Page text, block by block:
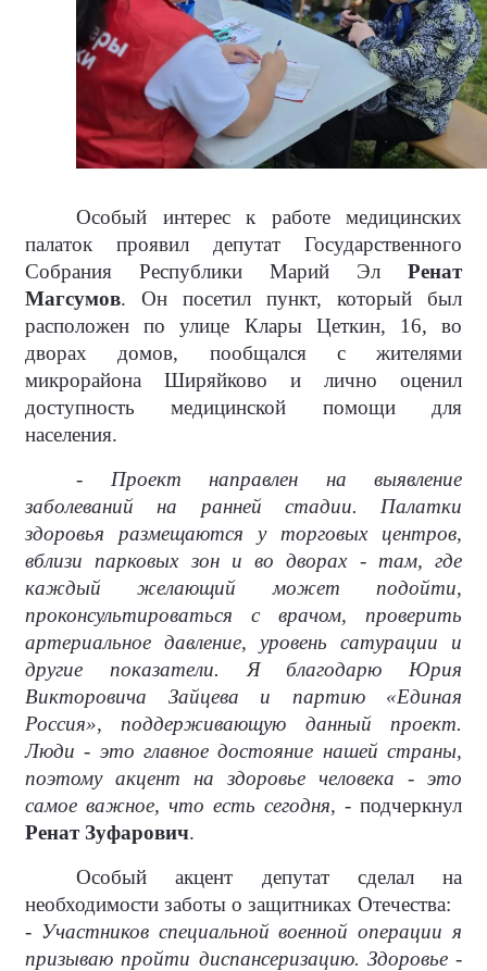
Особый интерес к работе медицинских
палаток проявил депутат Государственного
Собрания Республики Марий Эл Ренат
Магсумов. Он посетил пункт, который был
расположен по улице Клары Цеткин, 16, во
дворах домов, пообщался с жителями
микрорайона Ширяйково и лично оценил
доступность медицинской помощи для
населения.
- Проект направлен на выявление
заболеваний на ранней стадии. Палатки
здоровья размещаются у торговых центров,
вблизи парковых зон и во дворах - там, где
каждый желающий может подойти,
проконсультироваться с врачом, проверить
артериальное давление, уровень сатурации и
другие показатели. Я благодарю Юрия
Викторовича Зайцева и партию «Единая
Россия», поддерживающую данный проект.
Люди - это главное достояние нашей страны,
поэтому акцент на здоровье человека - это
самое важное, что есть сегодня, - подчеркнул
Ренат Зуфарович.
Особый акцент депутат сделал на
необходимости заботы о защитниках Отечества:
- Участников специальной военной операции я
призываю пройти диспансеризацию. Здоровье -